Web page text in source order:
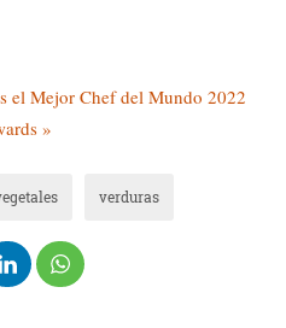
el Mejor Chef del Mundo 2022
»
verduras